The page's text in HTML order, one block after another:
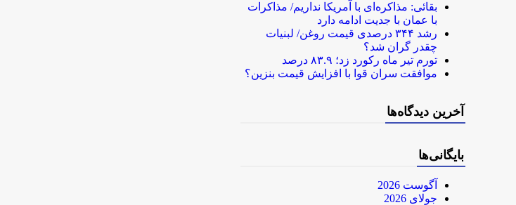
بقائی: مذاکره‌ای با آمریکا نداریم/ مذاکرات
با عمان با جدیت ادامه دارد
رشد ۳۴۴ درصدی قیمت روغن/ لبنیات
چقدر گران شد؟
تورم تیر ماه رکورد زد؛ ۸۳.۹ درصد
موافقت سران قوا با افزایش قیمت بنزین؟
آخرین دیدگاه‌ها
بایگانی‌ها
آگوست 2026
جولای 2026